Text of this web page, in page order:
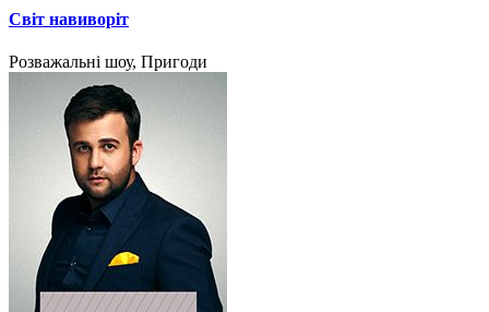
Світ навиворіт
Розважальні шоу, Пригоди